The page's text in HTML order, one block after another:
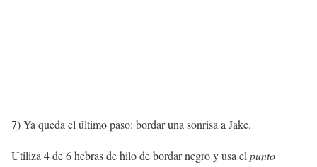
7) Ya queda el último paso: bordar una sonrisa a Jake.
Utiliza 4 de 6 hebras de hilo de bordar negro y usa el punto